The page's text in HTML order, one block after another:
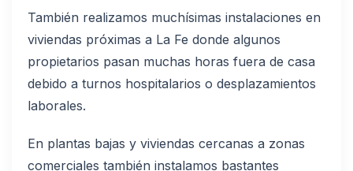
También realizamos muchísimas instalaciones en
viviendas próximas a La Fe donde algunos
propietarios pasan muchas horas fuera de casa
debido a turnos hospitalarios o desplazamientos
laborales.
En plantas bajas y viviendas cercanas a zonas
comerciales también instalamos bastantes